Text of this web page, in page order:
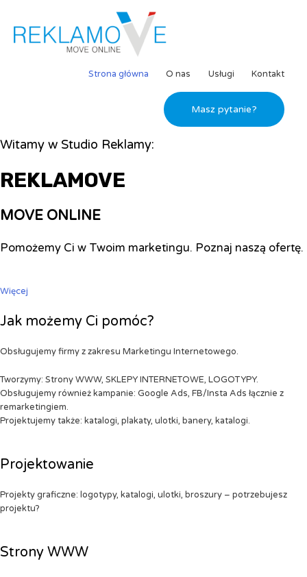
Strona główna O nas Usługi Kontakt
Masz pytanie?
Witamy w Studio Reklamy:
REKLAMOVE
MOVE ONLINE
Pomożemy Ci w Twoim marketingu. Poznaj naszą ofertę.
Więcej
Jak możemy Ci pomóc?
Obsługujemy firmy z zakresu Marketingu Internetowego.
Tworzymy: Strony WWW, SKLEPY INTERNETOWE, LOGOTYPY.
Obsługujemy również kampanie: Google Ads, FB/Insta Ads łącznie z
remarketingiem.
Projektujemy także: katalogi, plakaty, ulotki, banery, katalogi.
Projektowanie
Projekty graficzne: logotypy, katalogi, ulotki, broszury – potrzebujesz
projektu?
Strony WWW